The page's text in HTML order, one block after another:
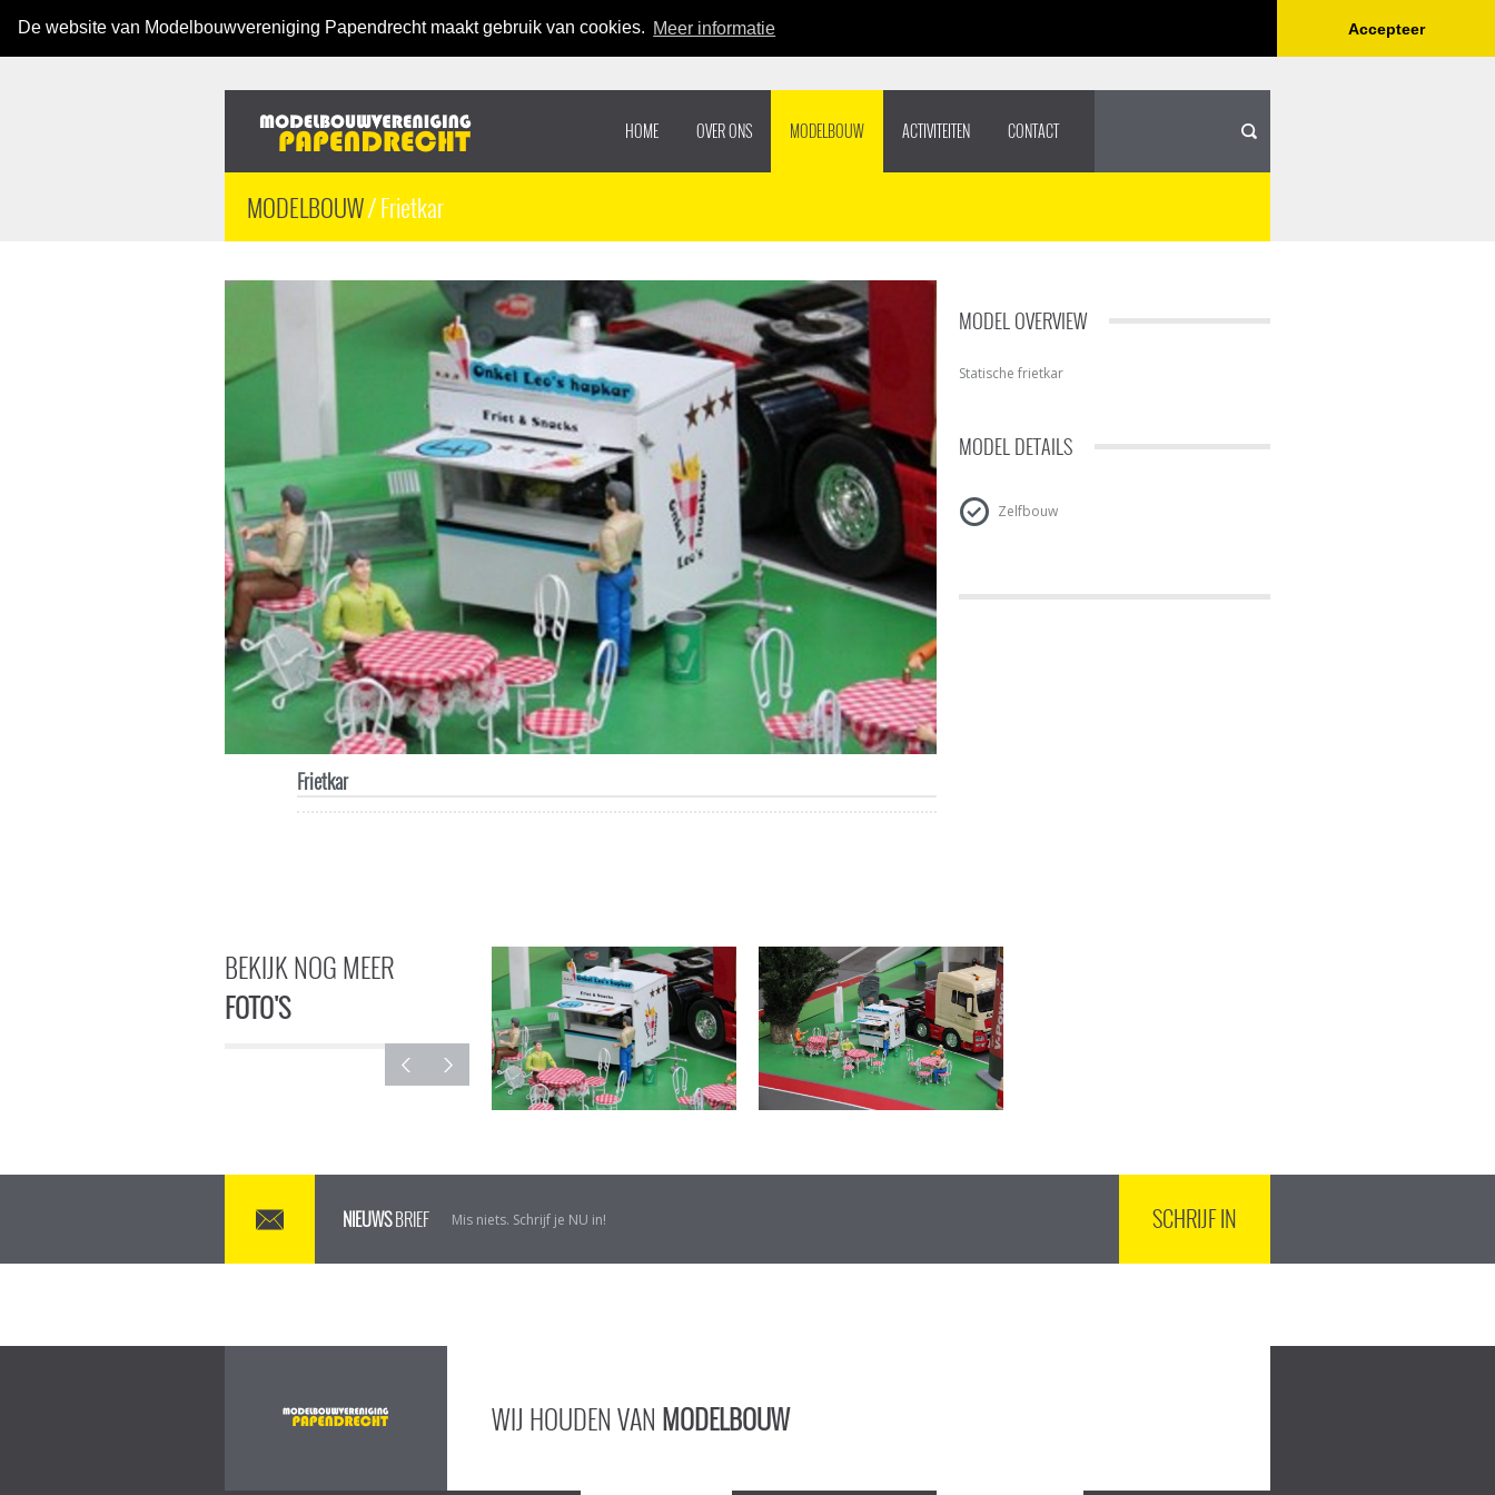
De website van Modelbouwvereniging Papendrecht maakt gebruik van cookies. Meer informatie Accepteer
HOME OVER ONS MODELBOUW ACTIVITEITEN CONTACT
MODELBOUW/ Frietkar
Frietkar
MODEL OVERVIEW
Statische frietkar
MODEL DETAILS
Zelfbouw
BEKIJK NOG MEER
FOTO'S
NIEUWSBRIEF Mis niets. Schrijf je NU in! SCHRIJF IN
WIJ HOUDEN VAN MODELBOUW